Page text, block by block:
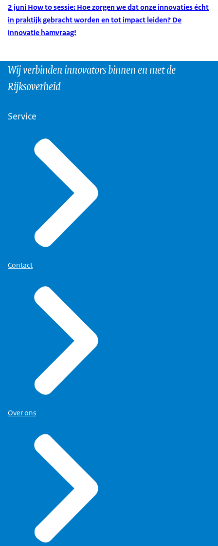
2 juni How to sessie: Hoe zorgen we dat onze innovaties écht
in praktijk gebracht worden en tot impact leiden? De
innovatie hamvraag!
Wij verbinden innovators binnen en met de
Rijksoverheid
Service
Contact
Over ons